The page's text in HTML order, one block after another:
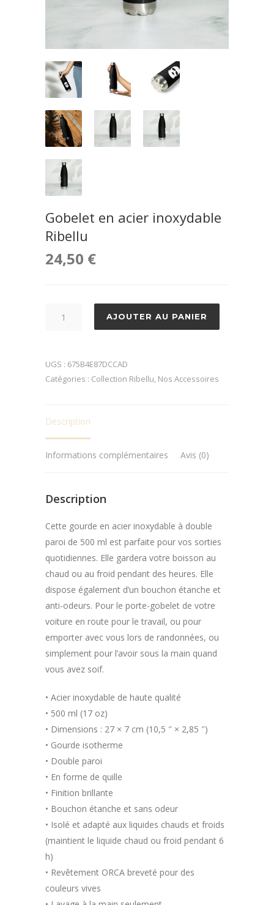
Gobelet en acier inoxydable
Ribellu
24,50 €
acier
AJOUTER AU PANIER
UGS : 675B4E87DCCAD
Catégories : Collection Ribellu, Nos Accessoires
Description
Informations complémentaires Avis (0)
Description
Cette gourde en acier inoxydable à double
paroi de 500 ml est parfaite pour vos sorties
quotidiennes. Elle gardera votre boisson au
chaud ou au froid pendant des heures. Elle
dispose également d’un bouchon étanche et
anti-odeurs. Pour le porte-gobelet de votre
voiture en route pour le travail, ou pour
emporter avec vous lors de randonnées, ou
simplement pour l’avoir sous la main quand
vous avez soif.
• Acier inoxydable de haute qualité
• 500 ml (17 oz)
• Dimensions : 27 × 7 cm (10,5 ″ × 2,85 ″)
• Gourde isotherme
• Double paroi
• En forme de quille
• Finition brillante
• Bouchon étanche et sans odeur
• Isolé et adapté aux liquides chauds et froids
(maintient le liquide chaud ou froid pendant 6
h)
• Revêtement ORCA breveté pour des
couleurs vives